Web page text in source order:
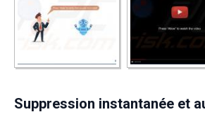
Suppression instantanée et